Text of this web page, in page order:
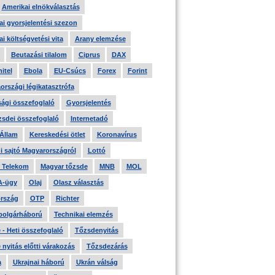
Amerikai elnökválasztás
gyorsjelentési szezon
költségvetési vita Arany elemzése
Beutazási tilalom Ciprus DAX
Ebola EU-Csúcs Forex Forint
légikatasztrófa
összefoglaló Gyorsjelentés
összefoglaló Internetadó
Kereskedési ötlet Koronavírus
sajtó Magyarországról Lottó
Telekom Magyar tőzsde MNB MOL
ügy Olaj Olasz választás
OTP Richter
Technikai elemzés
- Heti összefoglaló Tőzsdenyitás
nyitás előtti várakozás Tőzsdezárás
Ukrajnai háború Ukrán válság